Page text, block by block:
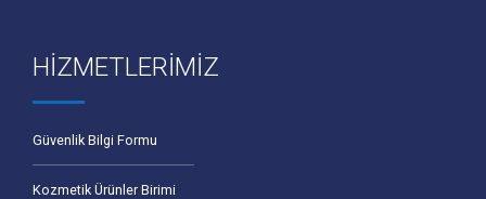
HİZMETLERİMİZ
Güvenlik Bilgi Formu
Kozmetik Ürünler Birimi